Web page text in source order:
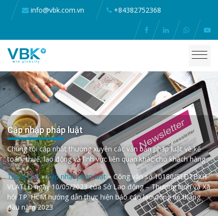
info@vbk.com.vn +84382752368
Cập nhập pháp luật
Chúng tôi cập nhật thường xuyên các văn bản pháp luật về kế
toán, thuế, lao động và lĩnh vực liên quan khác cho khách hàng
Trang chủ»Cập nhật pháp luật »Công văn số 10180/SLĐTBXH-
VLATLĐ ngày 10/05/2023 của Sở Lao động – Thương binh và Xã
hội TP. HCM hướng dẫn thực hiện báo cáo lao động 06 tháng
đầu năm 2023